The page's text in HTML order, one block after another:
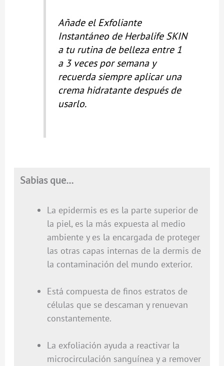
Añade el Exfoliante
Instantáneo de Herbalife SKIN
a tu rutina de belleza entre 1
a 3 veces por semana y
recuerda siempre aplicar una
crema hidratante después de
usarlo.
Sabias que…
La epidermis es es la parte superior de
la piel, es la más expuesta al medio
ambiente y es la encargada de proteger
las otras capas internas de la dermis de
la contaminación del mundo exterior.
Está compuesta de finos estratos de
células que se descaman y renuevan
constantemente.
La exfoliación ayuda a reactivar la
microcirculación sanguínea y a remover